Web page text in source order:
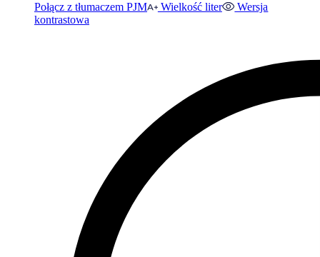
Połącz z tłumaczem PJM Wielkość liter
Wersja
kontrastowa